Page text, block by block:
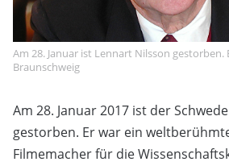
Am 28. Januar ist Lennart Nilsson gestorben.
Braunschweig
Am 28. Januar 2017 ist der
gestorben. Er war ein
Filmemacher für die